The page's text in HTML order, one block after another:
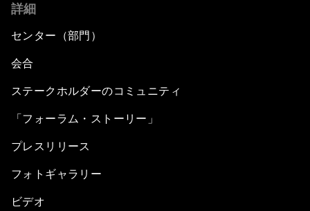
詳細
センター（部門）
会合
ステークホルダーのコミュニティ
「フォーラム・ストーリー」
プレスリリース
フォトギャラリー
ビデオ